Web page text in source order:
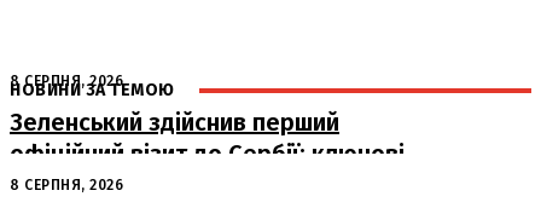
НОВИНИ ЗА ТЕМОЮ
8 СЕРПНЯ, 2026
Зеленський здійснив перший
офіційний візит до Сербії: ключові
переговори з Вучичем
8 СЕРПНЯ, 2026